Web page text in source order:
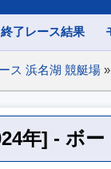
終了レース結果
ス 浜名湖 競艇場 »
年] - ボ